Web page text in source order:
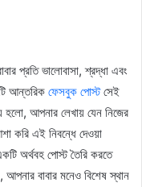
প্রতি ভালোবাসা, শ্রদ্ধা এবং
আন্তরিক ফেসবুক পোস্টসেই
হলো, আপনার লেখায় যেন নিজের
করি এই নিবন্ধে দেওয়া
অর্থবহ পোস্ট তৈরি করতে
বাবার মনেও বিশেষ স্থান